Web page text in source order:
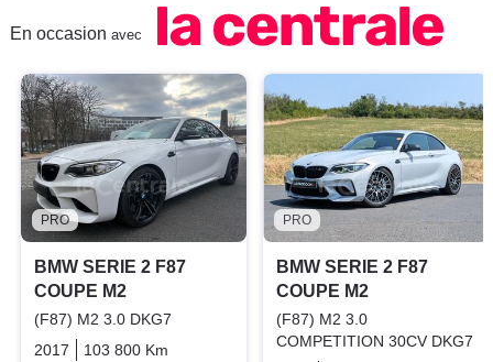
En occasion avec
PRO
BMW SERIE 2 F87
COUPE M2
(F87) M2 3.0 DKG7
2017
103 800 Km Essence
PRO
BMW SERIE 2 F87
COUPE M2
(F87) M2 3.0
COMPETITION 30CV DKG7